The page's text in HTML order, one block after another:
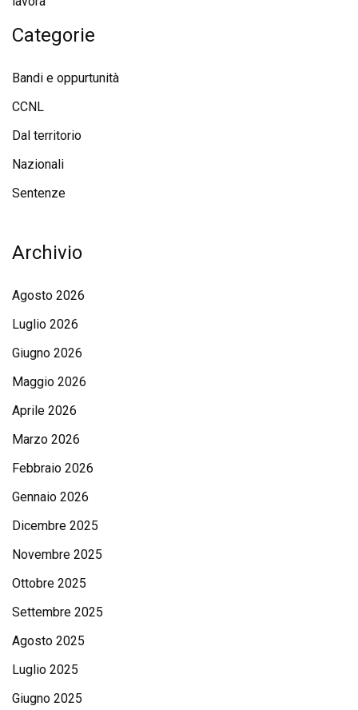
Categorie
Bandi e oppurtunità
CCNL
Dal territorio
Nazionali
Sentenze
Archivio
Agosto 2026
Luglio 2026
Giugno 2026
Maggio 2026
Aprile 2026
Marzo 2026
Febbraio 2026
Gennaio 2026
Dicembre 2025
Novembre 2025
Ottobre 2025
Settembre 2025
Agosto 2025
Luglio 2025
Giugno 2025